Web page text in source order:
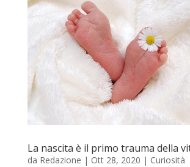
La nascita è il primo trauma della
da Redazione | Ott 28, 2020 | Curiosità